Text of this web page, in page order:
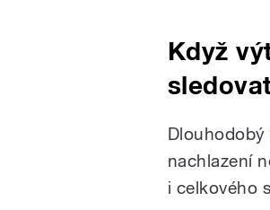
Když
nachlazení
i celkového